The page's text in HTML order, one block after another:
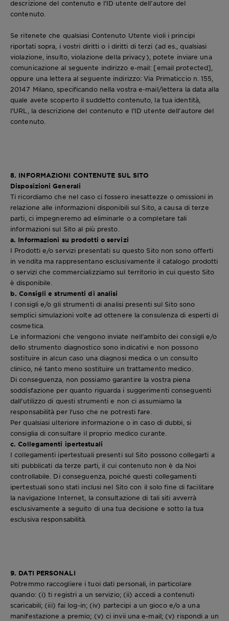
descrizione del contenuto e l’ID utente dell’autore del
contenuto.
Se ritenete che qualsiasi Contenuto Utente violi i principi
riportati sopra, i vostri diritti o i diritti di terzi (ad es., qualsiasi
violazione, insulto, violazione della privacy), potete inviare una
comunicazione al seguente indirizzo e-mail: [email protected]
oppure una lettera al seguente indirizzo: Via Primaticcio n. 155,
20147 Milano, specificando nella vostra e-mail/lettera la data alla
quale avete scoperto il suddetto contenuto, la tua identità,
l’URL, la descrizione del contenuto e l’ID utente dell’autore del
contenuto.
8. INFORMAZIONI CONTENUTE SUL SITO
Disposizioni Generali
Ti ricordiamo che nel caso ci fossero inesattezze o omissioni in
relazione alle informazioni disponibili sul Sito, a causa di terze
parti, ci impegneremo ad eliminarle o a completare tali
informazioni sul Sito al più presto.
a. Informazioni su prodotti o servizi
I Prodotti e/o servizi presentati su questo Sito non sono offerti
in vendita ma rappresentano esclusivamente il catalogo prodotti
o servizi che commercializziamo sul territorio in cui questo Sito
è disponibile.
b. Consigli e strumenti di analisi
I consigli e/o gli strumenti di analisi presenti sul Sito sono
semplici simulazioni volte ad ottenere la consulenza di esperti di
cosmetica.
Le informazioni che vengono inviate nell’ambito dei consigli e/o
dello strumento diagnostico sono indicativi e non possono
sostituire in alcun caso una diagnosi medica o un consulto
clinico, né tanto meno sostituire un trattamento medico.
Di conseguenza, non possiamo garantire la vostra piena
soddisfazione per quanto riguarda i suggerimenti conseguenti
dall'utilizzo di questi strumenti e non ci assumiamo la
responsabilità per l'uso che ne potresti fare.
Per qualsiasi ulteriore informazione o in caso di dubbi, si
consiglia di consultare il proprio medico curante.
c. Collegamenti ipertestuali
I collegamenti ipertestuali presenti sul Sito possono collegarti a
siti pubblicati da terze parti, il cui contenuto non è da Noi
controllabile. Di conseguenza, poiché questi collegamenti
ipertestuali sono stati inclusi nel Sito con il solo fine di facilitare
la navigazione Internet, la consultazione di tali siti avverrà
esclusivamente a seguito di una tua decisione e sotto la tua
esclusiva responsabilità.
9. DATI PERSONALI
Potremmo raccogliere i tuoi dati personali, in particolare
quando: (i) ti registri a un servizio; (ii) accedi a contenuti
scaricabili; (iii) fai log-in; (iv) partecipi a un gioco e/o a una
manifestazione a premio; (v) ci invii una e-mail; (v) rispondi a un